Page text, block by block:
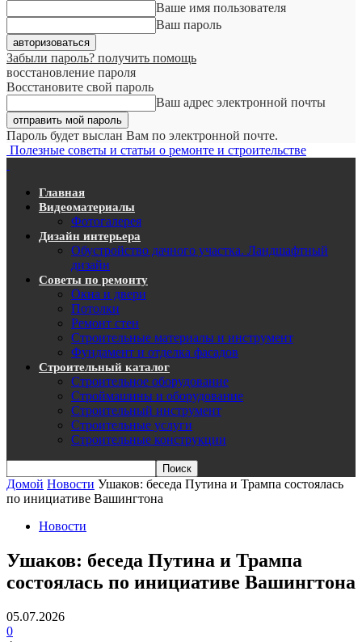
Ваше имя пользователя
Ваш пароль
Забыли пароль? получить помощь
восстановление пароля
Восстановите свой пароль
Ваш адрес электронной почты
Пароль будет выслан Вам по электронной почте.
Полезные советы и статьи о ремонте и строительстве
Главная
Видеоматериалы
Фотогалерея
Дизайн интерьера
Обустройство дачного участка. Ландшафтный
дизайн
Советы по ремонту
Окна и двери
Потолки
Ремонт стен
Строительные материалы и инструмент
Фундамент и отделка фасадов
Строительный каталог
Строительное оборудование
Строймашины и оборудование
Строительный инструмент
Строительные услуги
Строительные конструкции
Домой Новости Ушаков: беседа Путина и Трампа состоялась
по инициативе Вашингтона
Новости
Ушаков: беседа Путина и Трампа
состоялась по инициативе Вашингтона
05.07.2026
0